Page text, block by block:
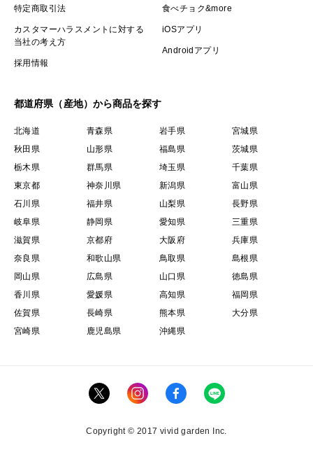
特定商取引法
カスタマーハラスメントに対する
当社の考え方
採用情報
食べチョク&more
iOSアプリ
Androidアプリ
都道府県（産地）から商品を探す
北海道 青森県 岩手県
宮城県
秋田県
山形県 福島県
茨城県
栃木県
群馬県 埼玉県
千葉県
東京都
神奈川県 新潟県
富山県
石川県
福井県 山梨県
長野県
岐阜県
静岡県 愛知県
三重県
滋賀県
京都府 大阪府
兵庫県
奈良県
和歌山県 鳥取県
島根県
岡山県
広島県 山口県
徳島県
香川県
愛媛県 高知県
福岡県
佐賀県
長崎県 熊本県
大分県
宮崎県
鹿児島県 沖縄県
Copyright © 2017 vivid garden Inc.